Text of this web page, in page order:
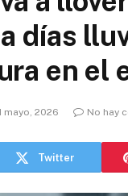
días
en el
mayo, 2026 No hay
Twitter